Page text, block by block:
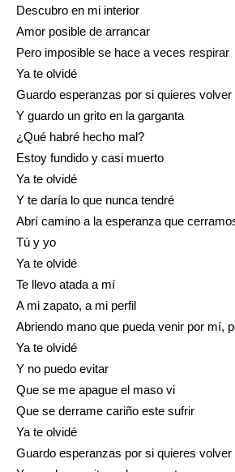
Descubro en mi interior
Amor posible de arrancar
Pero imposible se hace a veces respirar
Ya te olvidé
Guardo esperanzas por si quieres volver
Y guardo un grito en la garganta
¿Qué habré hecho mal?
Estoy fundido y casi muerto
Ya te olvidé
Y te daría lo que nunca tendré
Abrí camino a la esperanza que
Tú y yo
Ya te olvidé
Te llevo atada a mí
A mi zapato, a mi perfil
Abriendo mano que pueda venir por mí,
Ya te olvidé
Y no puedo evitar
Que se me apague el maso vi
Que se derrame cariño este sufrir
Ya te olvidé
Guardo esperanzas por si quieres volver